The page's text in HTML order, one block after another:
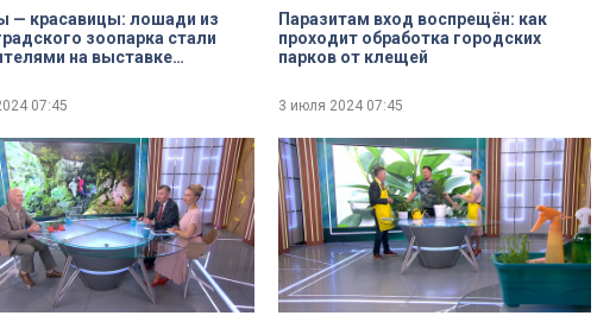
— красавицы: лошади из
зоопарка стали
на выставке
07:45
Паразитам вход воспрещён: как
проходит обработка городских
парков от клещей
3 июля 2024 07:45